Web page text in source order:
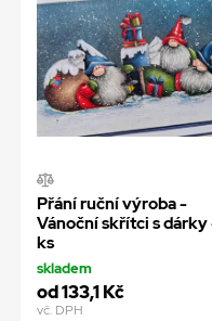
Přání ruční výroba -
Vánoční skřítci s dárky
ks
skladem
od 133,1 Kč
vč. DPH